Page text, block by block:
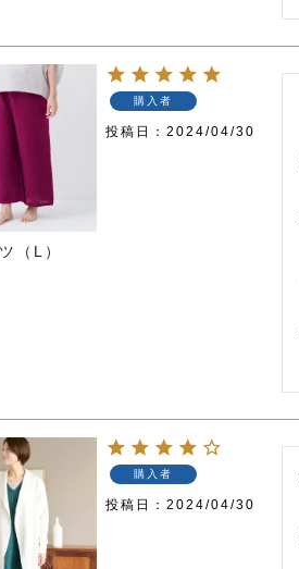
（L）
購入者
投稿日 2024/04/30
購入者
投稿日 2024/04/30